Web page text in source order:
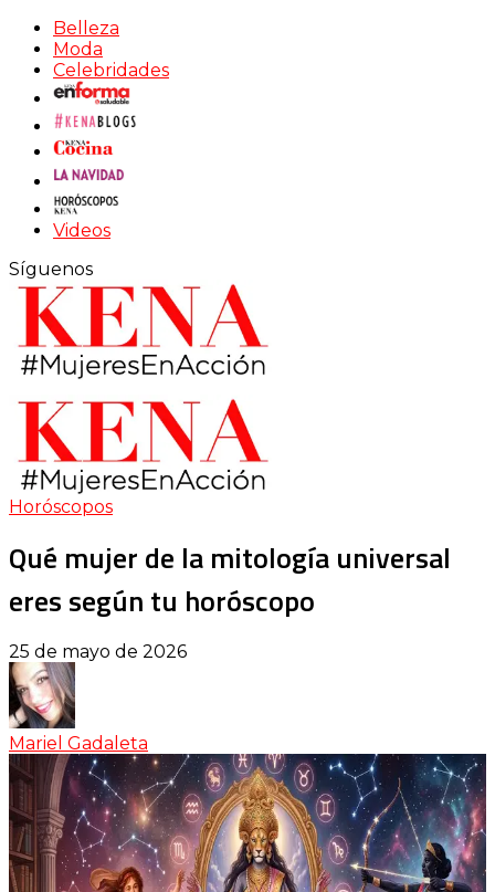
Belleza
Moda
Celebridades
Videos
Síguenos
Horóscopos
Qué mujer de la mitología universal
eres según tu horóscopo
25 de mayo de 2026
Mariel Gadaleta